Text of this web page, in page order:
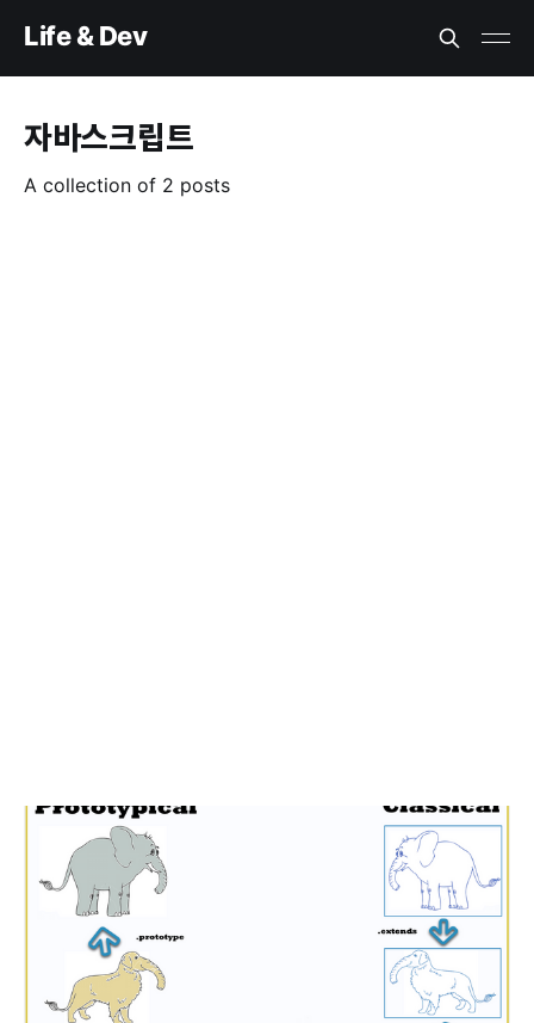
Life & Dev
자바스크립트
A collection of 2 posts
Composition over inheritance